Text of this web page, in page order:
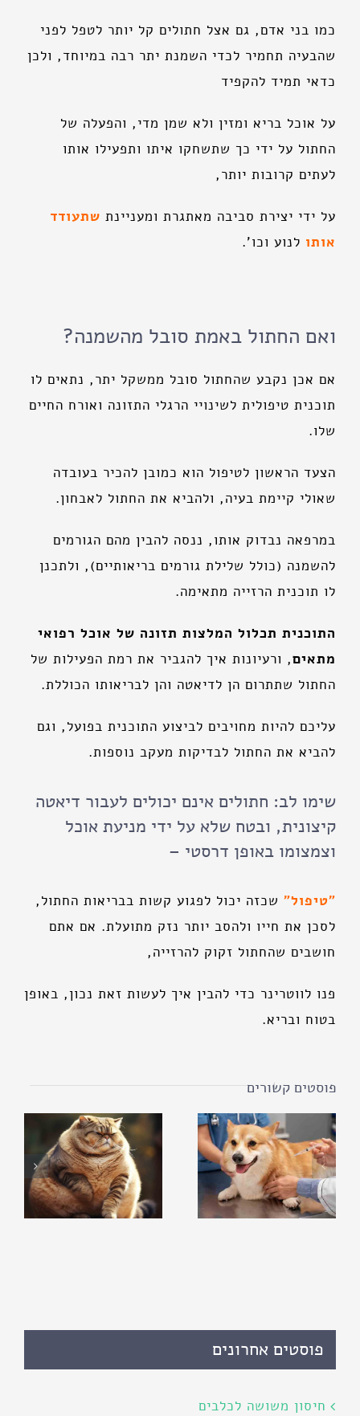
כמו בני אדם, גם אצל חתולים קל יותר לטפל לפני
שהבעיה תחמיר לכדי השמנת יתר רבה במיוחד, ולכן
כדאי תמיד להקפיד
על אוכל בריא ומזין ולא שמן מדי, והפעלה של
החתול על ידי כך שתשחקו איתו ותפעילו אותו
לעתים קרובות יותר,
על ידי יצירת סביבה מאתגרת ומעניינת שתעודד
אותו לנוע וכו'.
ואם החתול באמת סובל מהשמנה?
אם אכן נקבע שהחתול סובל ממשקל יתר, נתאים לו
תוכנית טיפולית לשינויי הרגלי התזונה ואורח החיים
שלו.
הצעד הראשון לטיפול הוא כמובן להכיר בעובדה
שאולי קיימת בעיה, ולהביא את החתול לאבחון.
במרפאה נבדוק אותו, ננסה להבין מהם הגורמים
להשמנה (כולל שלילת גורמים בריאותיים), ולתכנן
לו תוכנית הרזייה מתאימה.
התוכנית תכלול המלצות תזונה של אוכל רפואי
מתאים, ורעיונות איך להגביר את רמת הפעילות של
החתול שתתרום הן לדיאטה והן לבריאותו הכוללת.
עליכם להיות מחויבים לביצוע התוכנית בפועל, וגם
להביא את החתול לבדיקות מעקב נוספות.
שימו לב: חתולים אינם יכולים לעבור דיאטה
קיצונית, ובטח שלא על ידי מניעת אוכל
וצמצומו באופן דרסטי –
"טיפול" שכזה יכול לפגוע קשות בבריאות החתול,
לסכן את חייו ולהסב יותר נזק מתועלת. אם אתם
חושבים שהחתול זקוק להרזייה,
פנו לווטרינר כדי להבין איך לעשות זאת נכון, באופן
בטוח ובריא.
פוסטים קשורים
פוסטים אחרונים
חיסון משושה לכלבים